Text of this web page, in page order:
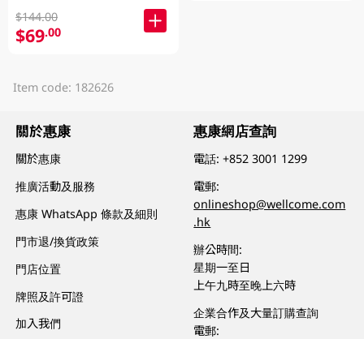
$144.00
$69.00
Item code: 182626
關於惠康
關於惠康
推廣活動及服務
惠康 WhatsApp 條款及細則
門市退/換貨政策
門店位置
牌照及許可證
加入我們
惠康網店查詢
電話:+852 3001 1299
電郵:
onlineshop@wellcome.com
.hk
辦公時間:
星期一至日
上午九時至晚上六時
企業合作及大量訂購查詢
電郵: